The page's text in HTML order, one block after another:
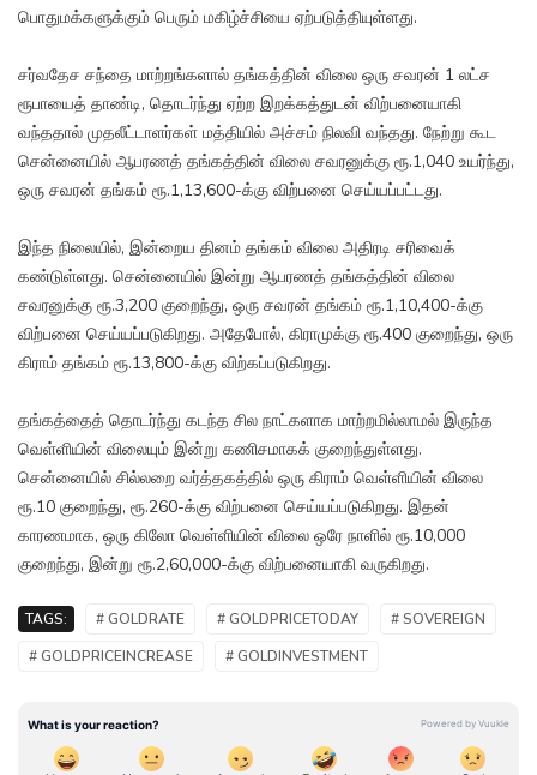
பொதுமக்களுக்கும் பெரும் மகிழ்ச்சியை ஏற்படுத்தியுள்ளது.
சர்வதேச சந்தை மாற்றங்களால் தங்கத்தின் விலை ஒரு சவரன் 1 லட்ச
ரூபாயைத் தாண்டி, தொடர்ந்து ஏற்ற இறக்கத்துடன் விற்பனையாகி
வந்ததால் முதலீட்டாளர்கள் மத்தியில் அச்சம் நிலவி வந்தது. நேற்று கூட
சென்னையில் ஆபரணத் தங்கத்தின் விலை சவரனுக்கு ரூ.1,040 உயர்ந்து,
ஒரு சவரன் தங்கம் ரூ.1,13,600-க்கு விற்பனை செய்யப்பட்டது.
இந்த நிலையில், இன்றைய தினம் தங்கம் விலை அதிரடி சரிவைக்
கண்டுள்ளது. சென்னையில் இன்று ஆபரணத் தங்கத்தின் விலை
சவரனுக்கு ரூ.3,200 குறைந்து, ஒரு சவரன் தங்கம் ரூ.1,10,400-க்கு
விற்பனை செய்யப்படுகிறது. அதேபோல், கிராமுக்கு ரூ.400 குறைந்து, ஒரு
கிராம் தங்கம் ரூ.13,800-க்கு விற்கப்படுகிறது.
தங்கத்தைத் தொடர்ந்து கடந்த சில நாட்களாக மாற்றமில்லாமல் இருந்த
வெள்ளியின் விலையும் இன்று கணிசமாகக் குறைந்துள்ளது.
சென்னையில் சில்லறை வர்த்தகத்தில் ஒரு கிராம் வெள்ளியின் விலை
ரூ.10 குறைந்து, ரூ.260-க்கு விற்பனை செய்யப்படுகிறது. இதன்
காரணமாக, ஒரு கிலோ வெள்ளியின் விலை ஒரே நாளில் ரூ.10,000
குறைந்து, இன்று ரூ.2,60,000-க்கு விற்பனையாகி வருகிறது.
TAGS: # GOLDRATE # GOLDPRICETODAY
# SOVEREIGN
# GOLDPRICEINCREASE
# GOLDINVESTMENT